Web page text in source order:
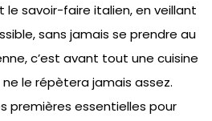
le savoir-faire italien, en veillant
sans jamais se prendre au
c’est avant tout une cuisine
le répètera jamais assez.
premières essentielles pour